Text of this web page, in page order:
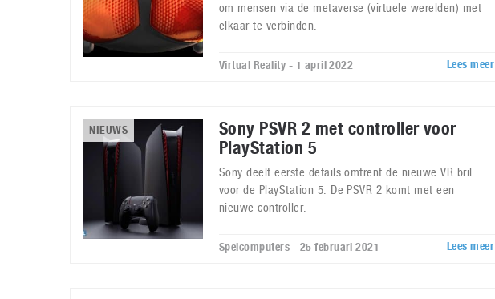
om mensen via de metaverse (virtuele werelden) met
elkaar te verbinden.
Virtual Reality - 1 april 2022 Lees meer
NIEUWS
Sony PSVR 2 met controller voor
PlayStation 5
Sony deelt eerste details omtrent de nieuwe VR bril
voor de PlayStation 5. De PSVR 2 komt met een
nieuwe controller.
Spelcomputers - 25 februari 2021 Lees meer